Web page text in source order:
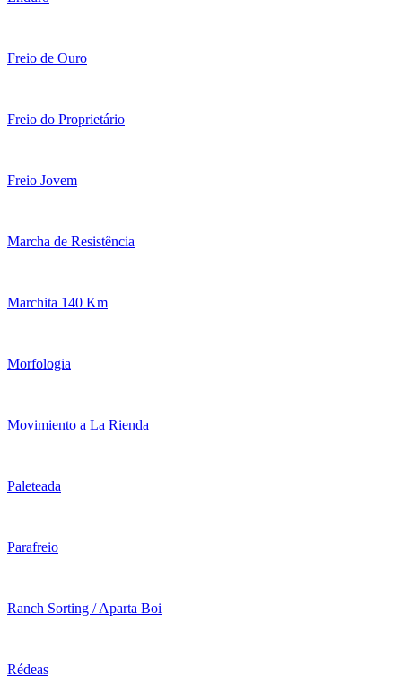
Freio de Ouro
Freio do Proprietário
Freio Jovem
Marcha de Resistência
Marchita 140 Km
Morfologia
Movimiento a La Rienda
Paleteada
Parafreio
Ranch Sorting / Aparta Boi
Rédeas